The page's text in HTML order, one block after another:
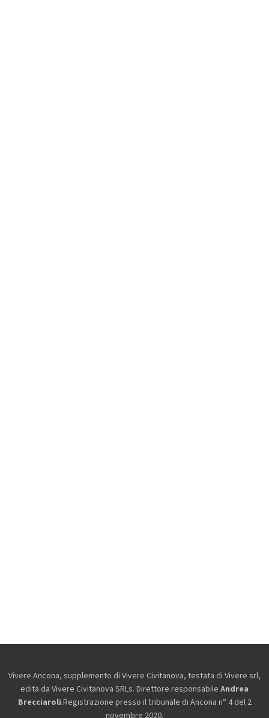
Vivere Ancona, supplemento di Vivere Civitanova, testata di Vivere srl,
edita da Vivere Civitanova SRLs. Direttore responsabile Andrea
Brecciaroli.Registrazione presso il tribunale di Ancona n° 4 del 2
novembre 2020.